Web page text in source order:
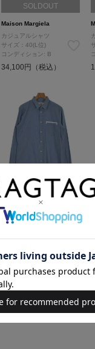
SOLDOUT
Maison Margiela
カジュアルシャツ
サイズ：40(L位)
コンディション: B
34,100円（税込）
SOLDOUT
Maison Margiela
カジュアルシャツ
サイズ：48(L位)
コンディション: B
24,000円（税込）